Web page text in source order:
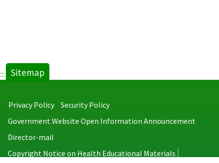
::: Sitemap
Privacy Policy
Security Policy
Government Website Open Information Announcement
Director-mail
Copyright Notice on Health Educational Materials